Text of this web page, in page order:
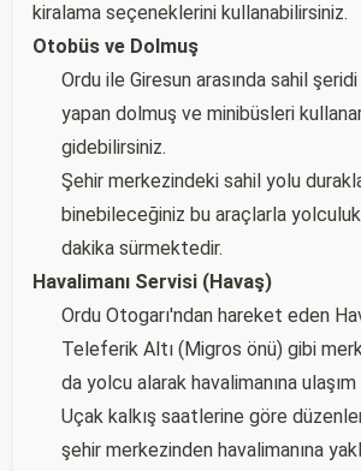
kiralama seçeneklerini kullanabilirsiniz.
Otobüs ve Dolmuş
Ordu ile Giresun arasında sahil
yapan dolmuş ve minibüsleri
gidebilirsiniz.
Şehir merkezindeki sahil yolu
binebileceğiniz bu araçlarla
dakika sürmektedir.
Havalimanı Servisi (Havaş)
Ordu Otogarı'ndan hareket eden
Teleferik Altı (Migros önü) gibi
da yolcu alarak havalimanına
Uçak kalkış saatlerine göre
şehir merkezinden havalimanına